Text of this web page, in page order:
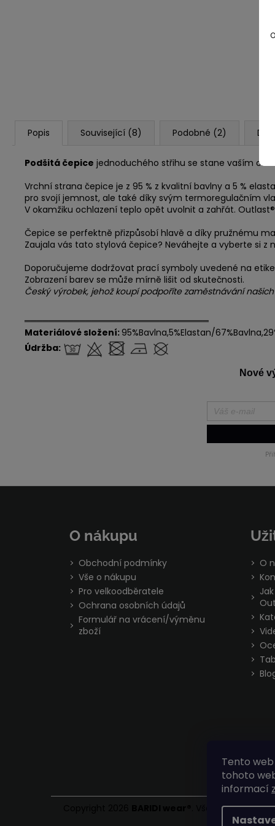
Tento
tohoto
informací
Popis Související (8) Podobné (2)
Podšitá čepice jednoduchého střihu se stane vaším
Vrchní strana čepice je z 95 % z kvalitní bavlny a 5 %
pro svojí jemnost, ale také díky svým termoregulačním
V okamžiku ochlazení teplo opět uvolnit a zahřát.
Čepice se perfektně přizpůsobí hlavě a díky pružnému
Zaujala vás tato stylová čepice? Neváhejte a vyberte si
Doporučujeme dodržovat prací symboly uvedené na
Zobrazení barev se může mírně lišit od skutečnosti.
Český výrobek, jehož koupí podpoříte zaměstnávání
══════════════════════════════
Materiálové složení:95%Bavlna,5%Elastan/
Údržba:
Nové
O nákupu
Obchodní podmínky
Vše o nákupu
Pro velkoodběratele
Ochrana osobních údajů
Formulář na vrácení/výměnu
zboží
O
. Všechna práva